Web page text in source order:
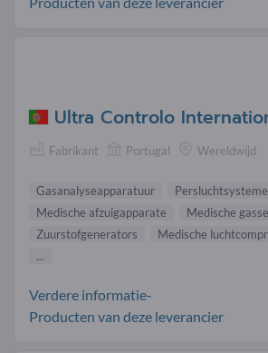
Ultra Controlo
Fabrikant Portugal Wereldwijd
Gasanalyseapparatuur
Medische afzuigapparate
Medische
Zuurstofgenerators
Medische
...
Verdere informatie-
Producten van deze leverancier